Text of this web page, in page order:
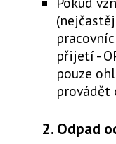
přijetí -
pouze
provádět
2. Odpad